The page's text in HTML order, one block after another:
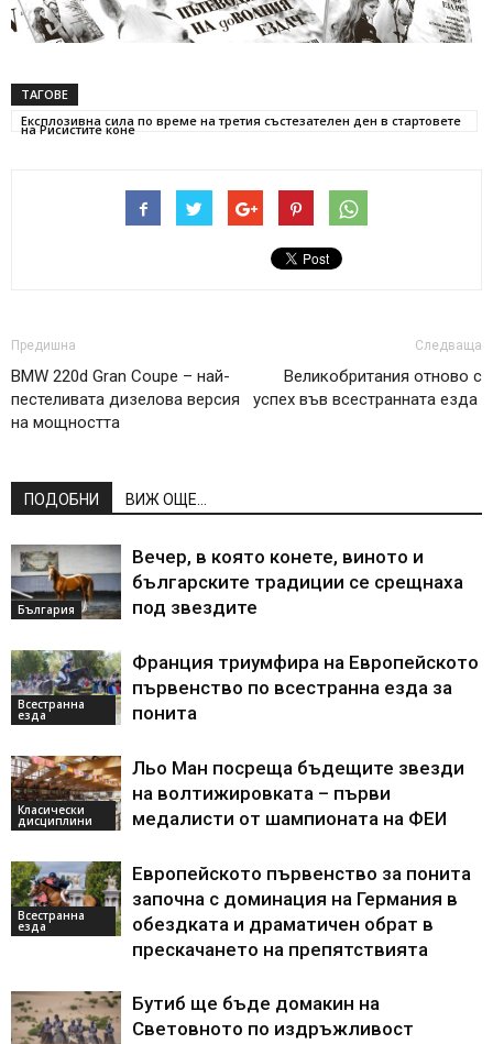
ТАГОВЕ
Експлозивна сила по време на третия състезателен ден в стартовете
на Рисистите коне
Предишна
BMW 220d Gran Coupe – най-
пестеливата дизелова версия
на мощността
Следваща
Великобритания отново с
успех във всестранната езда
ПОДОБНИ ВИЖ ОЩЕ...
България
Вечер, в която конете, виното и
българските традиции се срещнаха
под звездите
Всестранна
езда
Франция триумфира на Европейското
първенство по всестранна езда за
понита
Класически
дисциплини
Льо Ман посреща бъдещите звезди
на волтижировката – първи
медалисти от шампионата на ФЕИ
Всестранна
езда
Европейското първенство за понита
започна с доминация на Германия в
обездката и драматичен обрат в
прескачането на препятствията
Бутиб ще бъде домакин на
Световното по издръжливост